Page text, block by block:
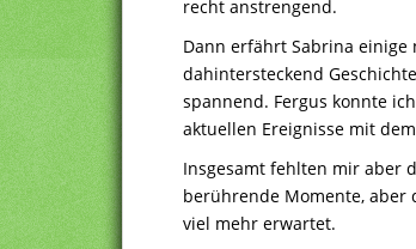
recht anstrengend.
Dann erfährt Sabrina
dahintersteckend
spannend. Fergus konnte
aktuellen Ereignisse mit
Insgesamt fehlten mir aber
berührende Momente, aber
viel mehr erwartet.